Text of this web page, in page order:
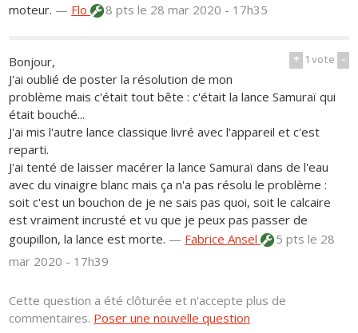
moteur. — Flo 8 ptsle 28 mar 2020 - 17h35
+ 1vote -
Bonjour,
J'ai oublié de poster la résolution de mon
problème mais c'était tout bête : c'était la lance Samuraï qui
était bouché...
J'ai mis l'autre lance classique livré avec l'appareil et c'est
reparti.
J'ai tenté de laisser macérer la lance Samuraï dans de l'eau
avec du vinaigre blanc mais ça n'a pas résolu le problème :
soit c'est un bouchon de je ne sais pas quoi, soit le calcaire
est vraiment incrusté et vu que je peux pas passer de
goupillon, la lance est morte. — Fabrice Ansel 5 ptsle 28
mar 2020 - 17h39
Cette question a été clôturée et n'accepte plus de
commentaires. Poser une nouvelle question